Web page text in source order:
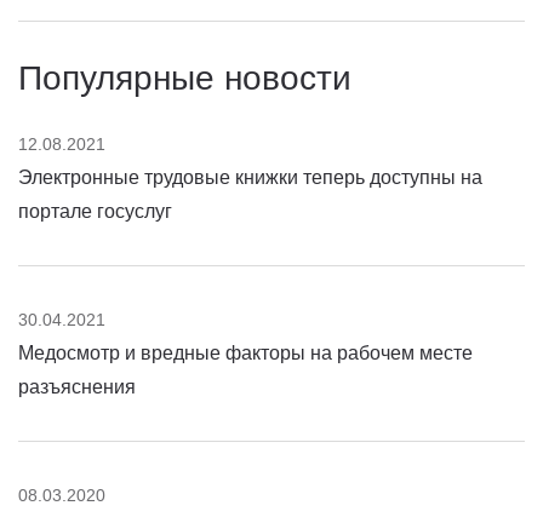
Популярные новости
12.08.2021
Электронные трудовые книжки теперь доступны на
портале госуслуг
30.04.2021
Медосмотр и вредные факторы на рабочем месте
разъяснения
08.03.2020